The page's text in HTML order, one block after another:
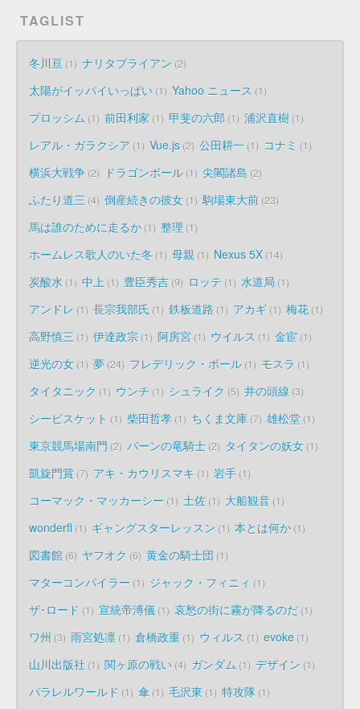
TAGLIST
冬川亘 1 ナリタブライアン 2
太陽がイッパイいっぱい 1 Yahoo ニュース 1
プロッシム 1 前田利家 1 甲斐の六郎 1 浦沢直樹 1
レアル・ガラクシア 1 Vue.js 2 公田耕一 1 コナミ 1
横浜大戦争 2 ドラゴンボール 1 尖閣諸島 2
ふたり道三 4 倒産続きの彼女 1 駒場東大前 23
馬は誰のために走るか 1 整理 1
ホームレス歌人のいた冬 1 母親 1 Nexus 5X 14
炭酸水 1 中上 1 豊臣秀吉 9 ロッテ 1 水道局 1
アンドレ 1 長宗我部氏 1 鉄板道路 1 アカギ 1 梅花 1
高野慎三 1 伊達政宗 1 阿房宮 1 ウイルス 1 金宦 1
逆光の女 1 夢 24 フレデリック・ポール 1 モスラ 1
タイタニック 1 ウンチ 1 シュライク 5 井の頭線 3
シービスケット 1 柴田哲孝 1 ちくま文庫 7 雄松堂 1
東京競馬場南門 2 パーンの竜騎士 2 タイタンの妖女 1
凱旋門賞 7 アキ・カウリスマキ 1 岩手 1
コーマック・マッカーシー 1 土佐 1 大船観音 1
wonderfl 1 ギャングスターレッスン 1 本とは何か 1
図書館 6 ヤフオク 6 黄金の騎士団 1
マターコンパイラー 1 ジャック・フィニィ 1
ザ･ロード 1 宣統帝溥儀 1 哀愁の街に霧が降るのだ 1
ワ州 3 雨宮処凛 1 倉橋政重 1 ウィルス 1 evoke 1
山川出版社 1 関ヶ原の戦い 4 ガンダム 1 デザイン 1
パラレルワールド 1 傘 1 毛沢東 1 特攻隊 1